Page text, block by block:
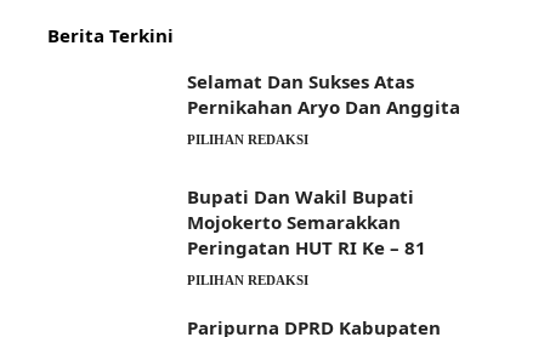
Berita Terkini
Selamat Dan Sukses Atas
Pernikahan Aryo Dan Anggita
PILIHAN REDAKSI
Bupati Dan Wakil Bupati
Mojokerto Semarakkan
Peringatan HUT RI Ke – 81
PILIHAN REDAKSI
Paripurna DPRD Kabupaten